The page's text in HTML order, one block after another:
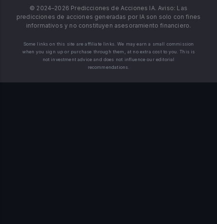
© 2024–2026 Predicciones de Acciones IA. Aviso: Las
predicciones de acciones generadas por IA son solo con fines
informativos y no constituyen asesoramiento financiero.
Some links on this site are affiliate links. We may earn a small commission
when you sign up or purchase through them, at no extra cost to you. This is
not investment advice and does not influence our editorial
recommendations.